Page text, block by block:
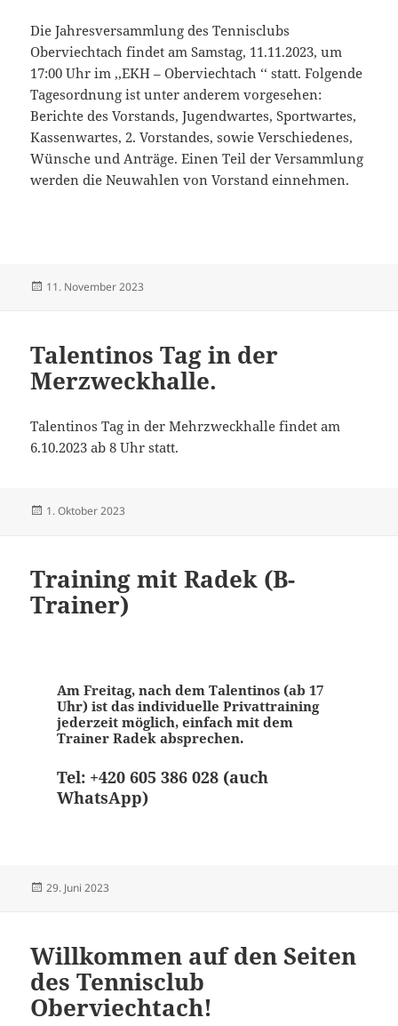
Die Jahresversammlung des Tennisclubs
Oberviechtach findet am Samstag, 11.11.2023, um
17:00 Uhr im ,,EKH – Oberviechtach ‘‘ statt. Folgende
Tagesordnung ist unter anderem vorgesehen:
Berichte des Vorstands, Jugendwartes, Sportwartes,
Kassenwartes, 2. Vorstandes, sowie Verschiedenes,
Wünsche und Anträge. Einen Teil der Versammlung
werden die Neuwahlen von Vorstand einnehmen.
Veröffentlicht
11. November 2023
Talentinos Tag in der
Merzweckhalle.
Talentinos Tag in der Mehrzweckhalle findet am
6.10.2023 ab 8 Uhr statt.
Veröffentlicht
1. Oktober 2023
Training mit Radek (B-
Trainer)
Am Freitag, nach dem Talentinos (ab 17
Uhr) ist das individuelle Privattraining
jederzeit möglich, einfach mit dem
Trainer Radek absprechen.
Tel: +420 605 386 028 (auch
WhatsApp)
Veröffentlicht
29. Juni 2023
Willkommen auf den Seiten
des Tennisclub
Oberviechtach!